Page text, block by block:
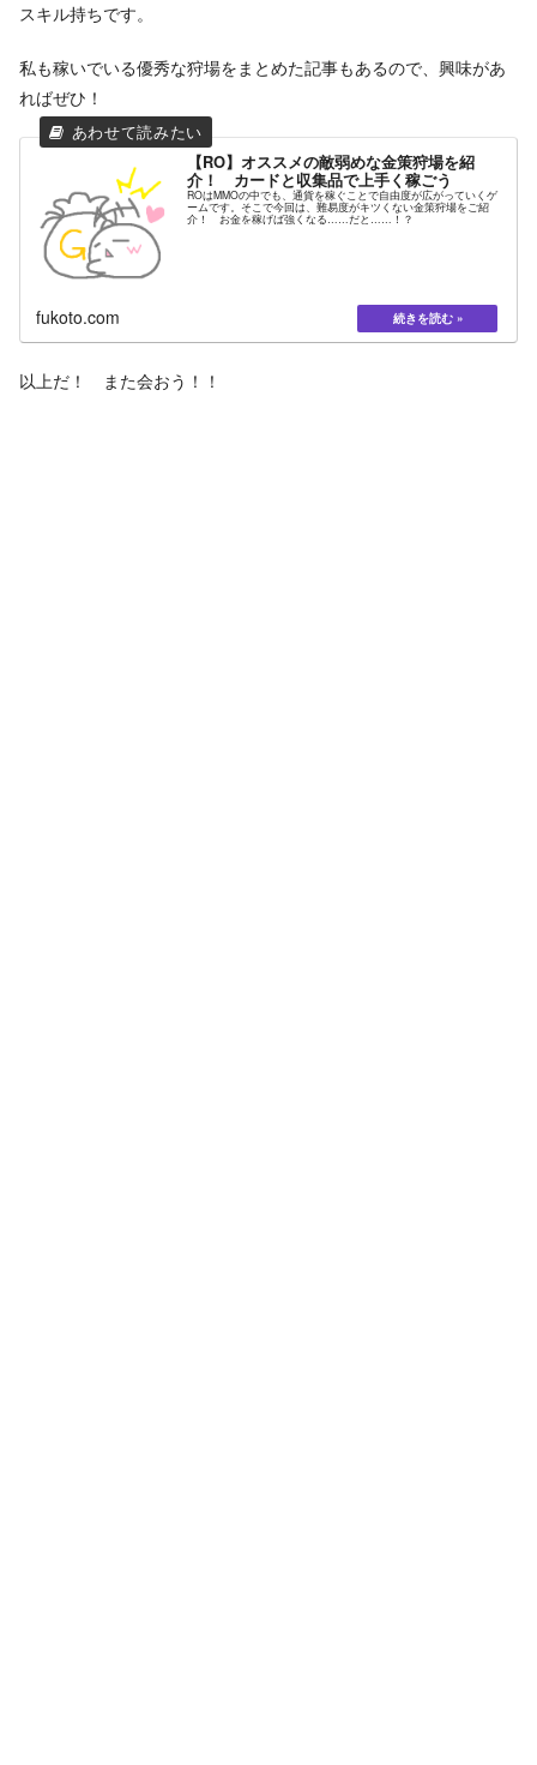
スキル持ちです。
私も稼いでいる優秀な狩場をまとめた記事もあるので、興味があ
ればぜひ！
【RO】オススメの敵弱めな金策狩場を紹
介！ カードと収集品で上手く稼ごう
ROはMMOの中でも、通貨を稼ぐことで自由度が広がっていくゲ
ームです。そこで今回は、難易度がキツくない金策狩場をご紹
介！ お金を稼げば強くなる……だと……！？
fukoto.com
以上だ！ また会おう！！